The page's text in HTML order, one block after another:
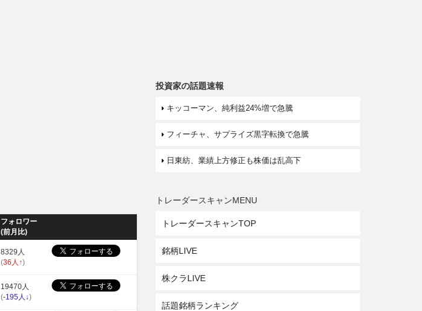
フォロワー
(前月比)
8329人
(36人 ↑)
19470人
(-195人 ↓)
投資家の話題速報
キッコーマン、純利益24%増で急騰
フィーチャ、サプライズ黒字転換で急騰
日東紡、業績上方修正も株価は乱高下
トレーダースキャンMENU
トレーダースキャンTOP
銘柄LIVE
株クラLIVE
話題銘柄ランキング